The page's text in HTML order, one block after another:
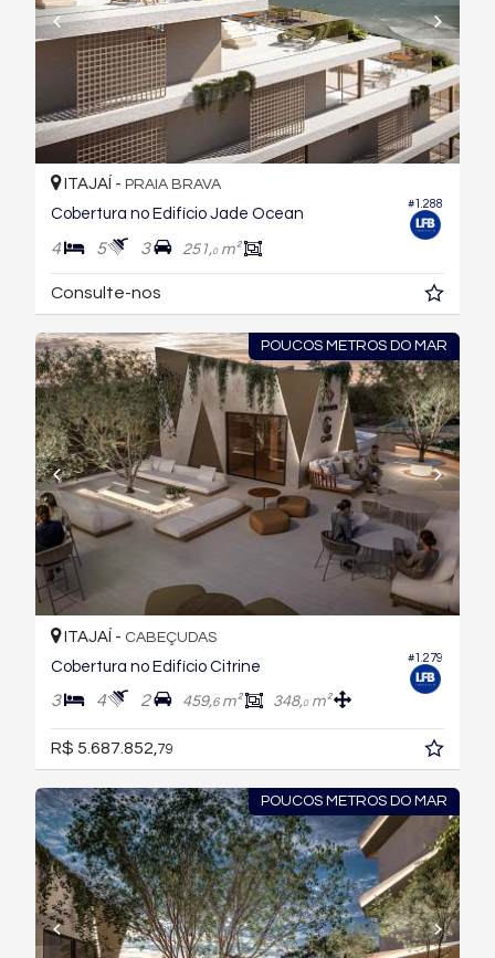
#1.288
ITAJAÍ - PRAIA BRAVA
Cobertura no Edifício Jade Ocean
4 5 3 251,0m²
Consulte-nos
POUCOS METROS DO MAR
#1.279
ITAJAÍ - CABEÇUDAS
Cobertura no Edifício Citrine
3 4 2 459,6m² 348,0m²
R$ 5.687.852, 79
POUCOS METROS DO MAR